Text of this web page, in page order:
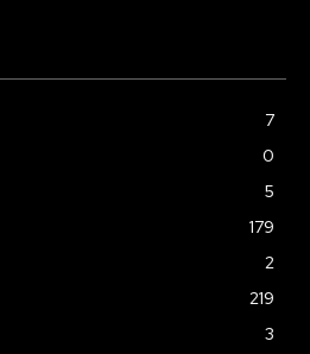
7
0
5
179
2
219
3